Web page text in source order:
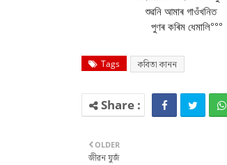
শুৱনি আমাৰ গাওঁখনিত
পুণৰ কৰিম ধেমালি°°°
Tags কবিতা কানন
OLDER
জীৱন যুজঁ